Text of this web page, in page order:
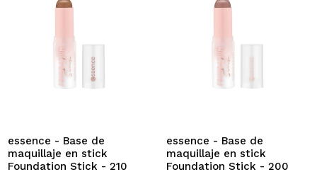
essence - Base de
maquillaje en stick
Foundation Stick - 210
essence - Base de
maquillaje en stick
Foundation Stick - 200